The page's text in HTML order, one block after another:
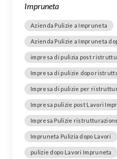
Impruneta
Azienda Pulizie a Impruneta
Azienda Pulizie a Impruneta
impresa di pulizia post
Impresa di pulizie dopo
Impresa di pulizie per
Impresa pulizie post Lavori
Impresa Pulizie
Impruneta Pulizia dopo Lavori
pulizie dopo Lavori Impruneta